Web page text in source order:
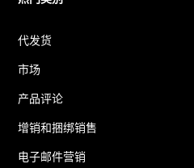
代发货
市场
产品评论
增销和捆绑销售
电子邮件营销